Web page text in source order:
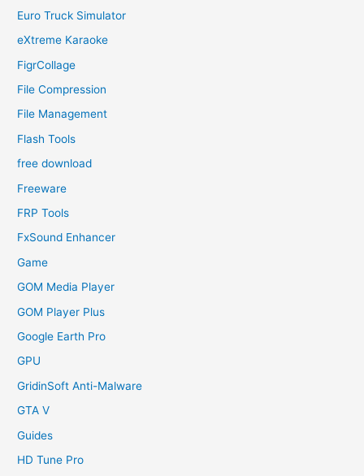
Euro Truck Simulator
eXtreme Karaoke
FigrCollage
File Compression
File Management
Flash Tools
free download
Freeware
FRP Tools
FxSound Enhancer
Game
GOM Media Player
GOM Player Plus
Google Earth Pro
GPU
GridinSoft Anti-Malware
GTA V
Guides
HD Tune Pro